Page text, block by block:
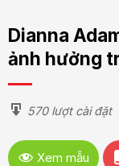
Dianna
ảnh hưởng
570 lượt cài đặt
Xem mẫu